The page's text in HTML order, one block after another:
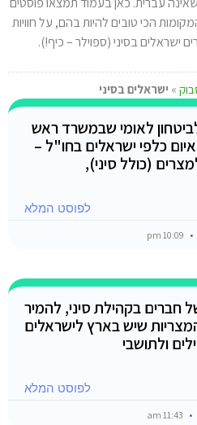
הכי טובים להיות בהם, על חוויות
ישראלים בסיני (ספוילר – כיף!).
» ישראלים בסיני
לאומי שבמשרד ראש
כלפי ישראלים בחו"ל –
(כולל סיני),
לפוסט המלא
חברים בקהילת סיני, להמיר
שיש בארץ לישראלים
ולתושבי
לפוסט המלא